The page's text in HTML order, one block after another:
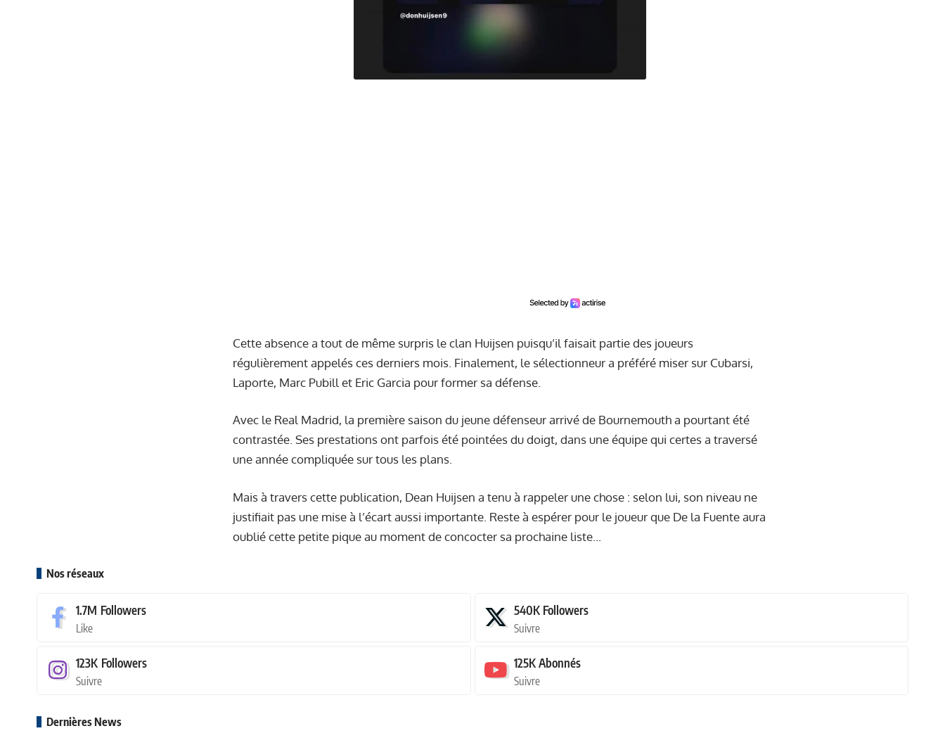
Cette absence a tout de même surpris le clan Huijsen puisqu’il faisait partie des joueurs
régulièrement appelés ces derniers mois. Finalement, le sélectionneur a préféré miser sur Cubarsi,
Laporte, Marc Pubill et Eric Garcia pour former sa défense.
Avec le Real Madrid, la première saison du jeune défenseur arrivé de Bournemouth a pourtant été
contrastée. Ses prestations ont parfois été pointées du doigt, dans une équipe qui certes a traversé
une année compliquée sur tous les plans.
Mais à travers cette publication, Dean Huijsen a tenu à rappeler une chose : selon lui, son niveau ne
justifiait pas une mise à l’écart aussi importante. Reste à espérer pour le joueur que De la Fuente aura
oublié cette petite pique au moment de concocter sa prochaine liste...
Nos réseaux
1.7M Followers
Like
540K Followers
Suivre
123K Followers
Suivre
125KAbonnés
Suivre
Dernières News